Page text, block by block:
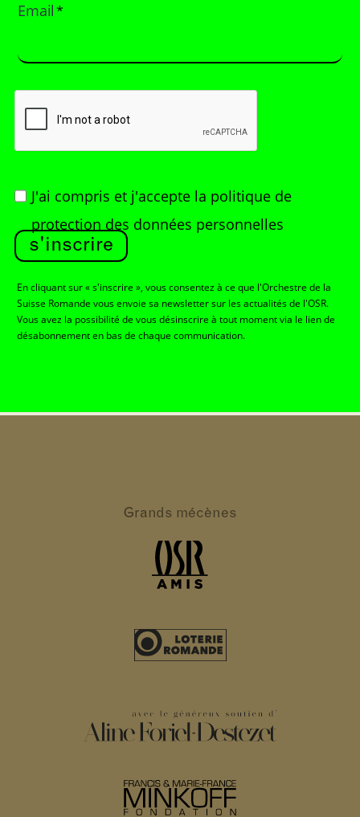
Email*
J'ai compris et j'accepte la politique de
protection des données personnelles
s'inscrire
En cliquant sur « s'inscrire », vous consentez à ce que l'Orchestre de la
Suisse Romande vous envoie sa newsletter sur les actualités de l'OSR.
Vous avez la possibilité de vous désinscrire à tout moment via le lien de
désabonnement en bas de chaque communication.
Grands mécènes